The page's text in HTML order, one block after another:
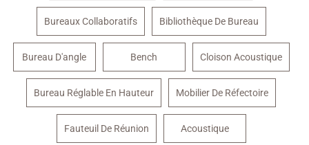
Bureaux Collaboratifs Bibliothèque De Bureau
Bureau D'angle Bench Cloison Acoustique
Bureau Réglable En Hauteur Mobilier De Réfectoire
Fauteuil De Réunion Acoustique